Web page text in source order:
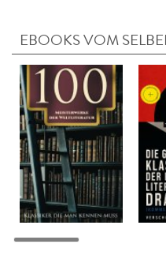
EBOOKS VOM